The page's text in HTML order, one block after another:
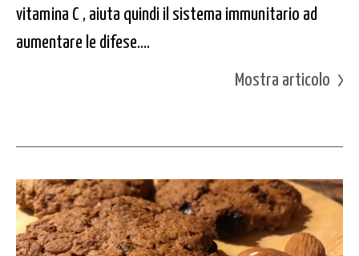
vitamina C , aiuta quindi il sistema immunitario ad
aumentare le difese....
Mostra articolo